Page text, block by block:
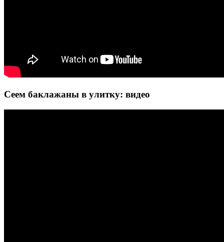
Сеем баклажаны в улитку: видео